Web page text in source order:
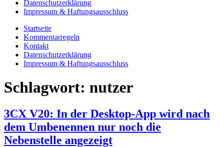
Datenschutzerklärung
Impressum & Haftungsausschluss
Startseite
Kommentarregeln
Kontakt
Datenschutzerklärung
Impressum & Haftungsausschluss
Schlagwort: nutzer
3CX V20: In der Desktop-App wird nach
dem Umbenennen nur noch die
Nebenstelle angezeigt